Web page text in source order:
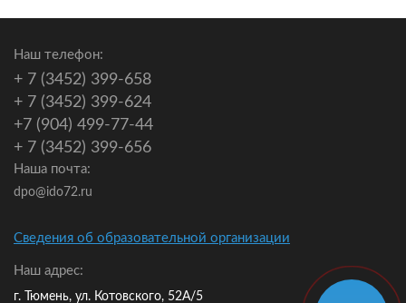
Наш телефон:
+ 7 (3452) 399-658
+ 7 (3452) 399-624
+7 (904) 499-77-44
+ 7 (3452) 399-656
Наша почта:
dpo@ido72.ru
Сведения об образовательной организации
Наш адрес:
г. Тюмень, ул. Котовского, 52А/5